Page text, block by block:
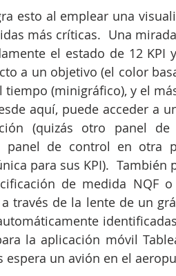
esto al emplear una
más críticas.  Una
el estado de 12 KPI
a un objetivo (el color
tiempo (minigráfico), y el
aquí, puede acceder a
(quizás otro panel de
panel de control en otra
para sus KPI).
de medida NQF
través de la lente de un
la aplicación móvil
un avión en el